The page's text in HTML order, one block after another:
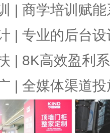
| 商学培训赋能
| 专业的后台
| 8K高效盈利
| 全媒体渠道投